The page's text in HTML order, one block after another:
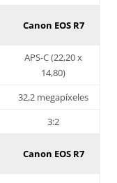
Canon EOS R7
APS-C (22,20 x
14,80)
32,2 megapíxeles
3:2
Canon EOS R7